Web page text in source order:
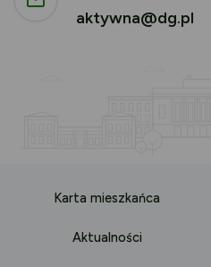
aktywna@dg.pl
Karta mieszkańca
Aktualności